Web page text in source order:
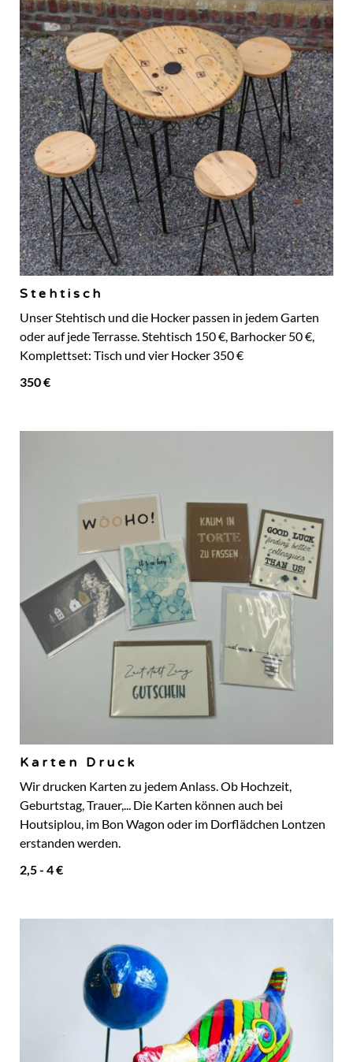
Stehtisch
Unser Stehtisch und die Hocker passen in jedem Garten
oder auf jede Terrasse. Stehtisch 150 €, Barhocker 50 €,
Komplettset: Tisch und vier Hocker 350 €
350 €
Karten Druck
Wir drucken Karten zu jedem Anlass. Ob Hochzeit,
Geburtstag, Trauer,... Die Karten können auch bei
Houtsiplou, im Bon Wagon oder im Dorflädchen Lontzen
erstanden werden.
2,5 - 4 €